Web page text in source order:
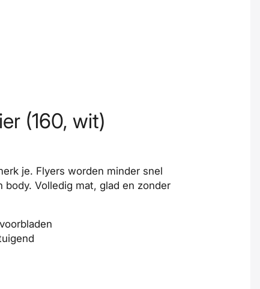
(160, wit)
je. Flyers worden minder snel
body. Volledig mat, glad en zonder